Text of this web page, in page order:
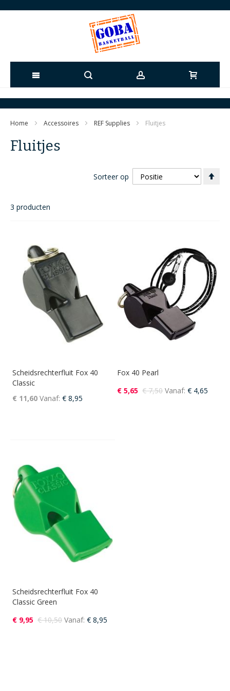
Ga
inhoud
Home Accessoires REF Supplies Fluitjes
Fluitjes
3 producten
Sorteer op
Scheidsrechterfluit Fox 40
Classic
€ 11,60 Vanaf € 8,95
Fox 40 Pearl
€ 5,65 € 7,50 Vanaf € 4,65
Scheidsrechterfluit Fox 40
Classic Green
€ 9,95 € 10,50 Vanaf € 8,95